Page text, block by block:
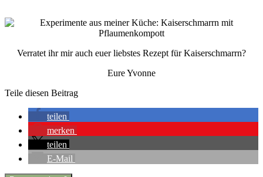
Verratet ihr mir auch euer liebstes Rezept für Kaiserschmarrn?
Eure Yvonne
Teile diesen Beitrag
teilen
merken
teilen
E-Mail